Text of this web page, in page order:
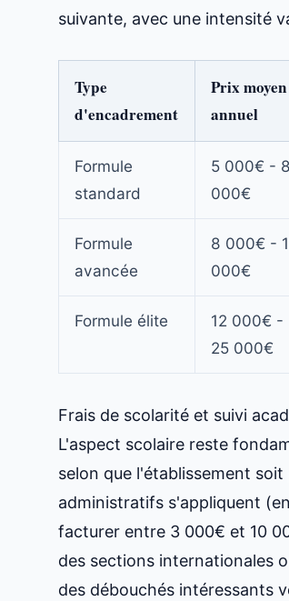
suivante, avec une intensité
Type
d'encadrement
Prix moyen
annuel
Formule
standard
5 000€ - 8
000€
Formule
avancée
8 000€ -
000€
Formule élite
12 000€ -
25 000€
Frais de scolarité et suivi
L'aspect scolaire reste
selon que l'établissement
administratifs s'appliquent
facturer entre 3 000€ et 10
des sections internationales
des débouchés intéressants